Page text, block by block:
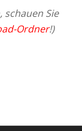
Sie
Ordner!)